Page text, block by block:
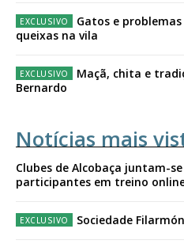
Gatos e
queixas na vila
Maçã, chita e
Bernardo
Notícias mais
Clubes de Alcobaça juntam-
participantes em treino
Sociedade